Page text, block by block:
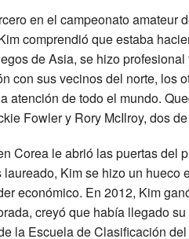
en el campeonato
comprendió que estaba
de Asia, se hizo
con sus vecinos del norte, los
atención de todo el mundo.
Fowler y Rory McIlroy, dos
Corea le abrió las puertas del
Kim se hizo un
económico. En 2012, Kim
creyó que había llegado
la Escuela de Clasificación